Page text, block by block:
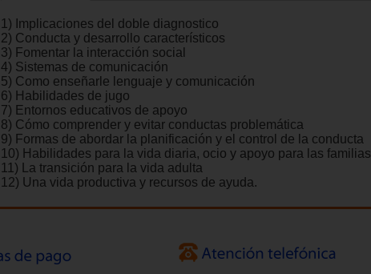
1) Implicaciones del doble diagnostico
2) Conducta y desarrollo característicos
3) Fomentar la interacción social
4) Sistemas de comunicación
5) Como enseñarle lenguaje y comunicación
6) Habilidades de jugo
7) Entornos educativos de apoyo
8) Cómo comprender y evitar conductas problemática
9) Formas de abordar la planificación y el control de la conducta
10) Habilidades para la vida diaria, ocio y apoyo para las familias
11) La transición para la vida adulta
12) Una vida productiva y recursos de ayuda.